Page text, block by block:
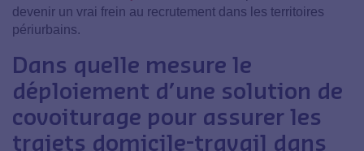
devenir un vrai frein au recrutement dans les territoires
périurbains.
Dans quelle mesure le
déploiement d’une solution de
covoiturage pour assurer les
trajets domicile-travail dans